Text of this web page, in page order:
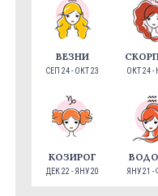
ВЕЗНИ
СЕП 24 - ОКТ 23 ОКТ 24 -
КОЗИРОГ
ДЕК 22 - ЯНУ 20 ЯНУ 21 -